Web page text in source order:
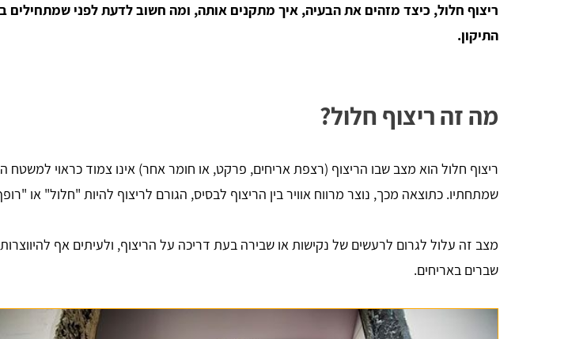
ריצוף חלול, כיצד מזהים את הבעיה, איך מתקנים אותה, ומה חשוב לדעת לפני שמתחילים
התיקון.
מה זה ריצוף חלול?
ריצוף חלול הוא מצב שבו הריצוף (רצפת אריחים, פרקט, או חומר אחר) אינו צמוד כראוי למשטח
שמתחתיו. כתוצאה מכך, נוצר מרווח אוויר בין הריצוף לבסיס, הגורם לריצוף להיות "חלול" או
מצב זה עלול לגרום לרעשים של נקישות או שבירה בעת דריכה על הריצוף, ולעיתים אף
שברים באריחים.